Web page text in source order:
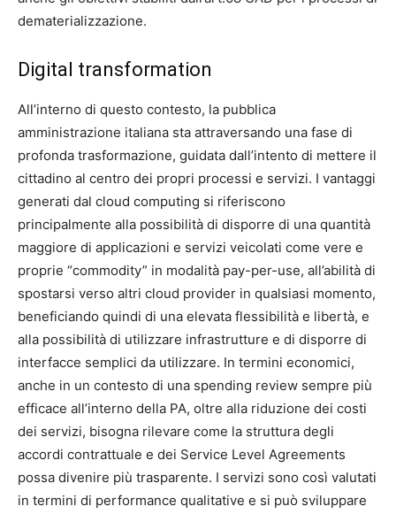
dematerializzazione.
Digital transformation
All’interno di questo contesto, la pubblica
amministrazione italiana sta attraversando una fase di
profonda trasformazione, guidata dall’intento di mettere il
cittadino al centro dei propri processi e servizi. I vantaggi
generati dal cloud computing si riferiscono
principalmente alla possibilità di disporre di una quantità
maggiore di applicazioni e servizi veicolati come vere e
proprie “commodity” in modalità pay-per-use, all’abilità di
spostarsi verso altri cloud provider in qualsiasi momento,
beneficiando quindi di una elevata flessibilità e libertà, e
alla possibilità di utilizzare infrastrutture e di disporre di
interfacce semplici da utilizzare. In termini economici,
anche in un contesto di una spending review sempre più
efficace all’interno della PA, oltre alla riduzione dei costi
dei servizi, bisogna rilevare come la struttura degli
accordi contrattuale e dei Service Level Agreements
possa divenire più trasparente. I servizi sono così valutati
in termini di performance qualitative e si può sviluppare